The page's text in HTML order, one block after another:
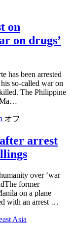
on
on drugs’
has been arrested
so-called war on
The Philippine
Ma…
オフ
arrest
over ‘war
former
on a plane
with an arrest …
Asia